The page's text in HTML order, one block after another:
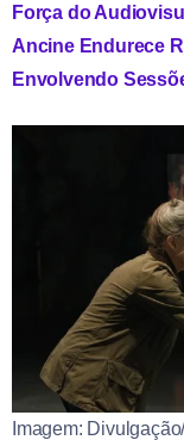
Força do
Ancine Endurece
Envolvendo
Imagem: